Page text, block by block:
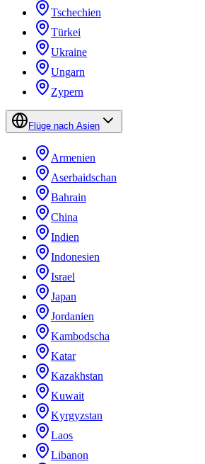
Tschechien
Türkei
Ukraine
Ungarn
Zypern
Flüge nach Asien
Armenien
Aserbaidschan
Bahrain
China
Indien
Indonesien
Israel
Japan
Jordanien
Kambodscha
Katar
Kazakhstan
Kuwait
Kyrgyzstan
Laos
Libanon